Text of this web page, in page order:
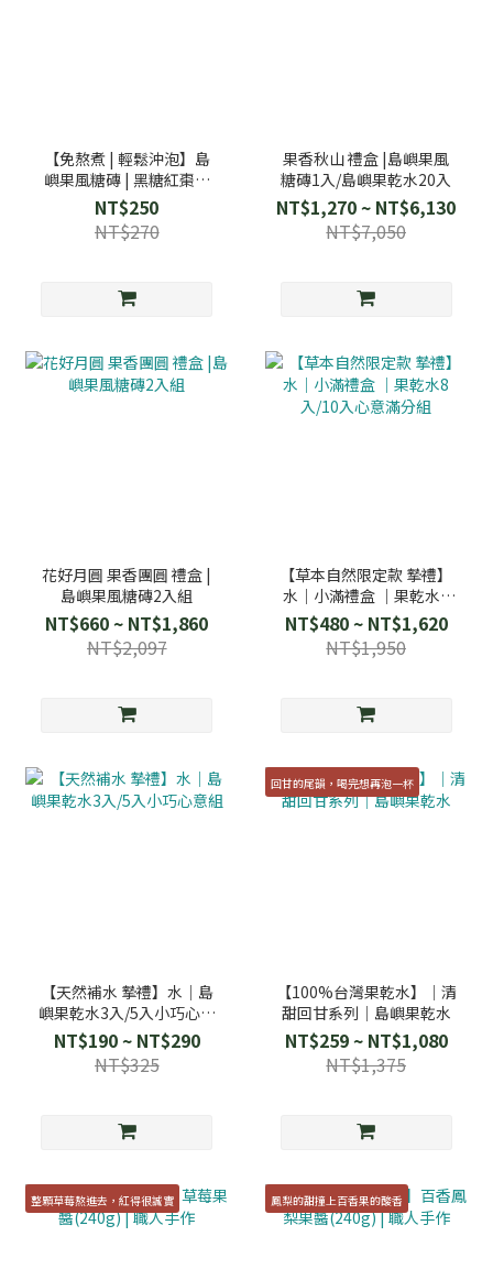
【免熬煮 | 輕鬆沖泡】島
嶼果風糖磚 | 黑糖紅棗桂
圓
NT$250
NT$270
果香秋山 禮盒 |島嶼果風
糖磚1入/島嶼果乾水20入
NT$1,270 ~ NT$6,130
NT$7,050
花好月圓 果香團圓 禮盒 |
島嶼果風糖磚2入組
NT$660 ~ NT$1,860
NT$2,097
【草本自然限定款 摯禮】
水｜小滿禮盒 ｜果乾水8
入/10入心意滿分組
NT$480 ~ NT$1,620
NT$1,950
【天然補水 摯禮】水｜島
嶼果乾水3入/5入小巧心意
NT$190 ~ NT$290
NT$325
回甘的尾韻，喝完想再泡一杯
【100%台灣果乾水】│清
甜回甘系列│島嶼果乾水
NT$259 ~ NT$1,080
NT$1,375
整顆草莓熬進去，紅得很誠實 鳳梨的甜撞上百香果的酸香